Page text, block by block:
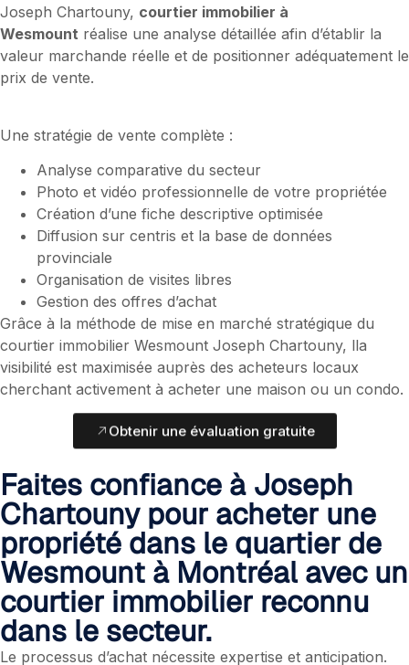
Joseph Chartouny, courtier immobilier à
Wesmount réalise une analyse détaillée afin d’établir la
valeur marchande réelle et de positionner adéquatement le
prix de vente.
Une stratégie de vente complète :
Analyse comparative du secteur
Photo et vidéo professionnelle de votre propriétée
Création d’une fiche descriptive optimisée
Diffusion sur centris et la base de données
provinciale
Organisation de visites libres
Gestion des offres d’achat
Grâce à la méthode de mise en marché stratégique du
courtier immobilier Wesmount Joseph Chartouny, lla
visibilité est maximisée auprès des acheteurs locaux
cherchant activement à acheter une maison ou un condo.
Obtenir une évaluation gratuite
Faites confiance à Joseph
Chartouny pour acheter une
propriété dans le quartier de
Wesmount à Montréal avec un
courtier immobilier reconnu
dans le secteur.
Le processus d’achat nécessite expertise et anticipation.